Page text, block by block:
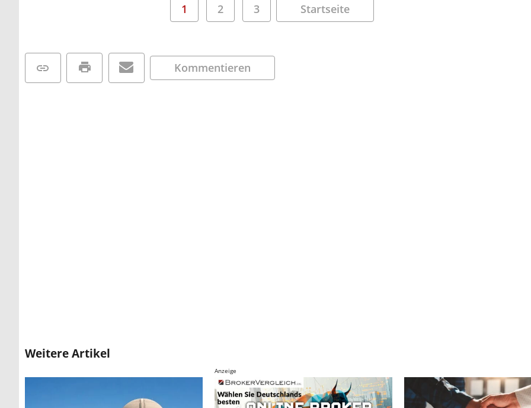
1 2 3 Startseite
Kommentieren
Weitere Artikel
Anzeige